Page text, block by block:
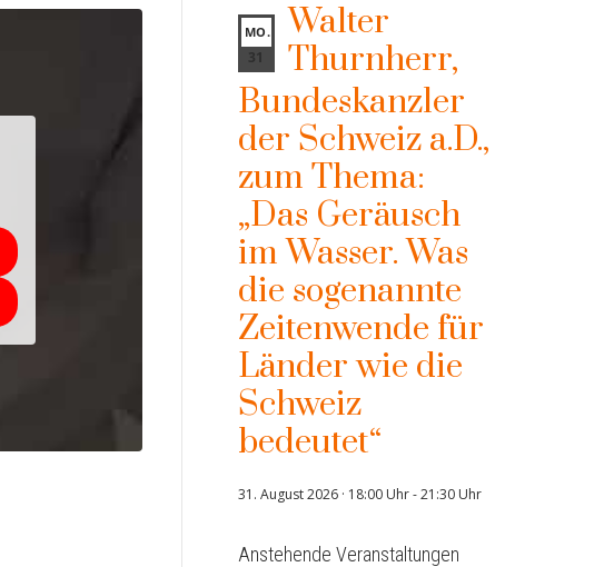
MO.
31
Walter
Thurnherr,
Bundeskanzler
der Schweiz a.D.,
zum Thema:
„Das Geräusch
im Wasser. Was
die sogenannte
Zeitenwende für
Länder wie die
Schweiz
bedeutet“
31. August 2026 · 18:00 Uhr-21:30 Uhr
Anstehende Veranstaltungen